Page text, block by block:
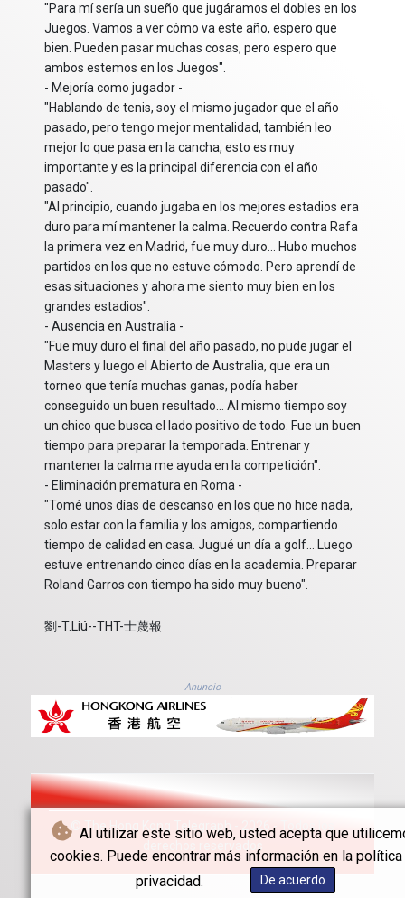
Al utilizar este sitio web, usted acepta que
cookies. Puede encontrar más información en la política
privacidad.
De acuerdo
"Para mí sería un sueño que jugáramos el dobles en los
Juegos. Vamos a ver cómo va este año, espero que
bien. Pueden pasar muchas cosas, pero espero que
ambos estemos en los Juegos".
- Mejoría como jugador -
"Hablando de tenis, soy el mismo jugador que el año
pasado, pero tengo mejor mentalidad, también leo
mejor lo que pasa en la cancha, esto es muy
importante y es la principal diferencia con el año
pasado".
"Al principio, cuando jugaba en los mejores estadios era
duro para mí mantener la calma. Recuerdo contra Rafa
la primera vez en Madrid, fue muy duro... Hubo muchos
partidos en los que no estuve cómodo. Pero aprendí de
esas situaciones y ahora me siento muy bien en los
grandes estadios".
- Ausencia en Australia -
"Fue muy duro el final del año pasado, no pude jugar el
Masters y luego el Abierto de Australia, que era un
torneo que tenía muchas ganas, podía haber
conseguido un buen resultado... Al mismo tiempo soy
un chico que busca el lado positivo de todo. Fue un buen
tiempo para preparar la temporada. Entrenar y
mantener la calma me ayuda en la competición".
- Eliminación prematura en Roma -
"Tomé unos días de descanso en los que no hice nada,
solo estar con la familia y los amigos, compartiendo
tiempo de calidad en casa. Jugué un día a golf... Luego
estuve entrenando cinco días en la academia. Preparar
Roland Garros con tiempo ha sido muy bueno".
劉-T.Liú--THT-士蔑報
Anuncio
© The Hong Kong Telegraph - 2026 - Todos los